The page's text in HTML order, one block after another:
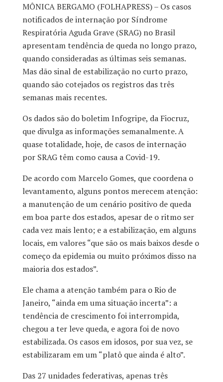
MÔNICA BERGAMO (FOLHAPRESS) – Os casos
notificados de internação por Síndrome
Respiratória Aguda Grave (SRAG) no Brasil
apresentam tendência de queda no longo prazo,
quando consideradas as últimas seis semanas.
Mas dão sinal de estabilização no curto prazo,
quando são cotejados os registros das três
semanas mais recentes.
Os dados são do boletim Infogripe, da Fiocruz,
que divulga as informações semanalmente. A
quase totalidade, hoje, de casos de internação
por SRAG têm como causa a Covid-19.
De acordo com Marcelo Gomes, que coordena o
levantamento, alguns pontos merecem atenção:
a manutenção de um cenário positivo de queda
em boa parte dos estados, apesar de o ritmo ser
cada vez mais lento; e a estabilização, em alguns
locais, em valores “que são os mais baixos desde o
começo da epidemia ou muito próximos disso na
maioria dos estados”.
Ele chama a atenção também para o Rio de
Janeiro, “ainda em uma situação incerta”: a
tendência de crescimento foi interrompida,
chegou a ter leve queda, e agora foi de novo
estabilizada. Os casos em idosos, por sua vez, se
estabilizaram em um “platô que ainda é alto”.
Das 27 unidades federativas, apenas três